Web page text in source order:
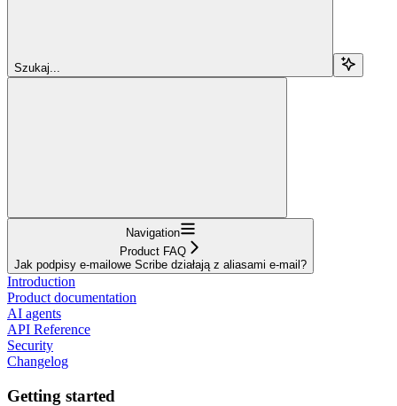
Szukaj...
Navigation
Product FAQ
Jak podpisy e-mailowe Scribe działają z aliasami e-mail?
Introduction
Product documentation
AI agents
API Reference
Security
Changelog
Getting started